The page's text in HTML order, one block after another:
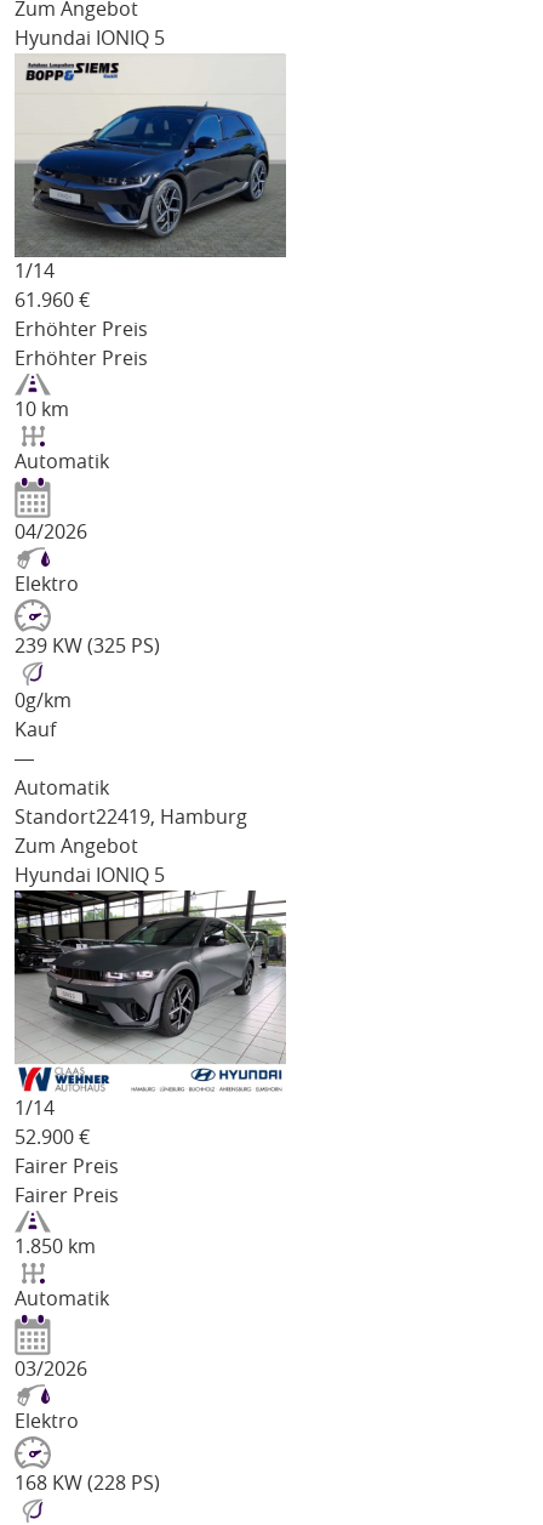
Zum Angebot
Hyundai IONIQ 5
1/14
61.960 €
Erhöhter Preis
Erhöhter Preis
10 km
Automatik
04/2026
Elektro
239 KW (325 PS)
0g/km
Kauf
―
Automatik
Standort22419, Hamburg
Zum Angebot
Hyundai IONIQ 5
1/14
52.900 €
Fairer Preis
Fairer Preis
1.850 km
Automatik
03/2026
Elektro
168 KW (228 PS)